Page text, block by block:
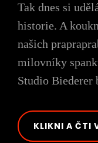
Tak dnes si
historie. A
našich
milovníky
Studio Biederer
KLIKNI A ČTI